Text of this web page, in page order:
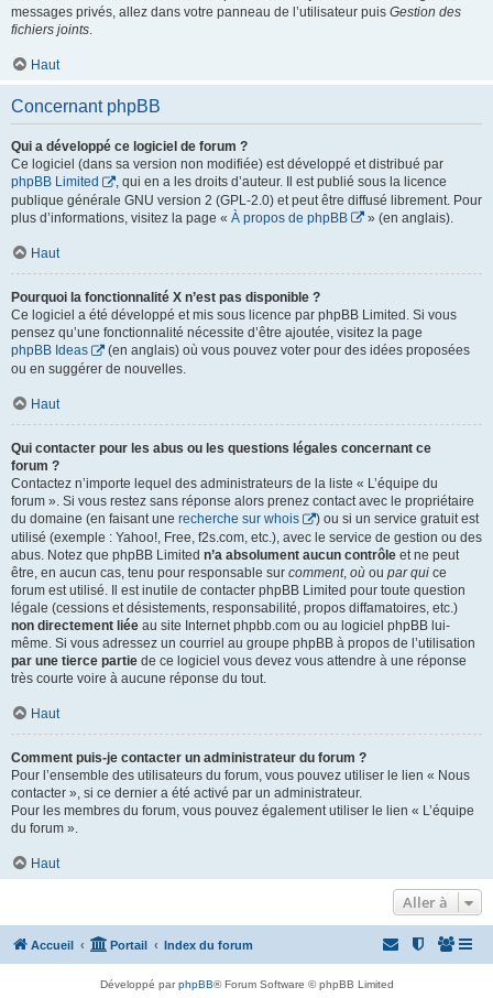
messages privés, allez dans votre panneau de l’utilisateur puis Gestion des
fichiers joints.
Haut
Concernant phpBB
Qui a développé ce logiciel de forum ?
Ce logiciel (dans sa version non modifiée) est développé et distribué par
phpBB Limited
, qui en a les droits d’auteur. Il est publié sous la licence
publique générale GNU version 2 (GPL-2.0) et peut être diffusé librement. Pour
plus d’informations, visitez la page « À propos de phpBB » (en anglais).
Haut
Pourquoi la fonctionnalité X n’est pas disponible ?
Ce logiciel a été développé et mis sous licence par phpBB Limited. Si vous
pensez qu’une fonctionnalité nécessite d’être ajoutée, visitez la page
phpBB Ideas
(en anglais) où vous pouvez voter pour des idées proposées
ou en suggérer de nouvelles.
Haut
Qui contacter pour les abus ou les questions légales concernant ce
forum ?
Contactez n’importe lequel des administrateurs de la liste « L’équipe du
forum ». Si vous restez sans réponse alors prenez contact avec le propriétaire
du domaine (en faisant une recherche sur whois
) ou si un service gratuit est
utilisé (exemple : Yahoo!, Free, f2s.com, etc.), avec le service de gestion ou des
abus. Notez que phpBB Limited n’a absolument aucun contrôle et ne peut
être, en aucun cas, tenu pour responsable sur comment, où ou par qui ce
forum est utilisé. Il est inutile de contacter phpBB Limited pour toute question
légale (cessions et désistements, responsabilité, propos diffamatoires, etc.)
non directement liée au site Internet phpbb.com ou au logiciel phpBB lui-
même. Si vous adressez un courriel au groupe phpBB à propos de l’utilisation
par une tierce partie de ce logiciel vous devez vous attendre à une réponse
très courte voire à aucune réponse du tout.
Haut
Comment puis-je contacter un administrateur du forum ?
Pour l’ensemble des utilisateurs du forum, vous pouvez utiliser le lien « Nous
contacter », si ce dernier a été activé par un administrateur.
Pour les membres du forum, vous pouvez également utiliser le lien « L’équipe
du forum ».
Haut
Aller à
Accueil Portail Index du forum
Développé parphpBB® Forum Software © phpBB Limited